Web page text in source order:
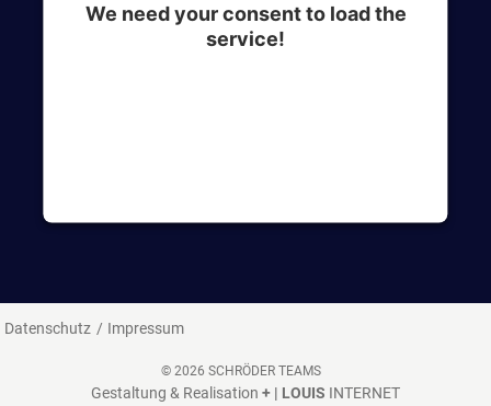
We need your consent to load the
service!
Datenschutz Impressum
© 2026 SCHRÖDER TEAMS
Gestaltung & Realisation + | LOUIS INTERNET